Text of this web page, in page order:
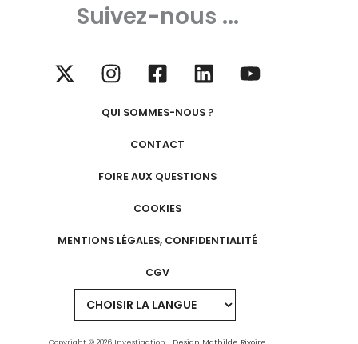
Suivez-nous ...
QUI SOMMES-NOUS ?
CONTACT
FOIRE AUX QUESTIONS
COOKIES
MENTIONS LÉGALES, CONFIDENTIALITÉ
CGV